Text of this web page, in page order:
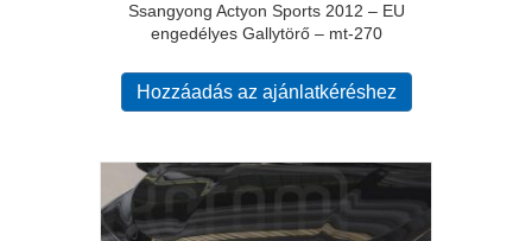
Ssangyong Actyon Sports 2012 – EU
engedélyes Gallytörő – mt-270
Hozzáadás az ajánlatkéréshez